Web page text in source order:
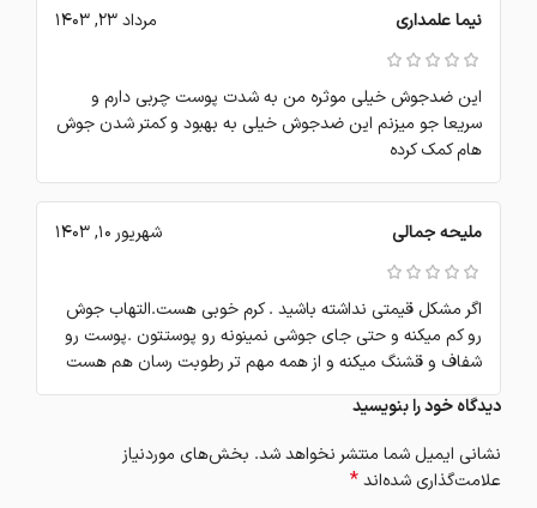
نیما علمداری مرداد 23, 1403
این ضدجوش خیلی موثره من به شدت پوست چربی دارم و
سریعا جو میزنم این ضدجوش خیلی به بهبود و کمتر شدن جوش
هام کمک کرده
ملیحه جمالی شهریور 10, 1403
اگر مشکل قیمتی نداشته باشید . کرم خوبی هست.التهاب جوش
رو کم میکنه و حتی جای جوشی نمینونه رو پوستتون .پوست رو
شفاف و قشنگ میکنه و از همه مهم تر رطوبت رسان هم هست
دیدگاه خود را بنویسید
نشانی ایمیل شما منتشر نخواهد شد. بخش‌های موردنیاز
علامت‌گذاری شده‌اند*